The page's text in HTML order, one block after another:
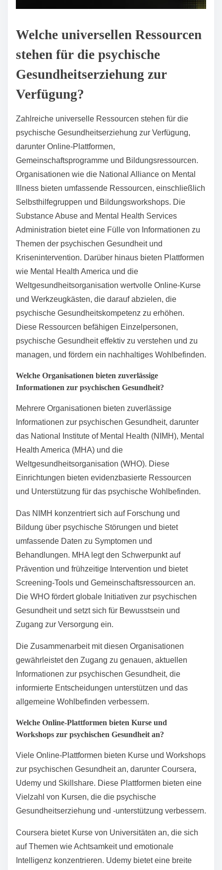
Welche universellen Ressourcen
stehen für die psychische
Gesundheitserziehung zur
Verfügung?
Zahlreiche universelle Ressourcen stehen für die
psychische Gesundheitserziehung zur Verfügung,
darunter Online-Plattformen,
Gemeinschaftsprogramme und Bildungsressourcen.
Organisationen wie die National Alliance on Mental
Illness bieten umfassende Ressourcen, einschließlich
Selbsthilfegruppen und Bildungsworkshops. Die
Substance Abuse and Mental Health Services
Administration bietet eine Fülle von Informationen zu
Themen der psychischen Gesundheit und
Krisenintervention. Darüber hinaus bieten Plattformen
wie Mental Health America und die
Weltgesundheitsorganisation wertvolle Online-Kurse
und Werkzeugkästen, die darauf abzielen, die
psychische Gesundheitskompetenz zu erhöhen.
Diese Ressourcen befähigen Einzelpersonen,
psychische Gesundheit effektiv zu verstehen und zu
managen, und fördern ein nachhaltiges Wohlbefinden.
Welche Organisationen bieten zuverlässige
Informationen zur psychischen Gesundheit?
Mehrere Organisationen bieten zuverlässige
Informationen zur psychischen Gesundheit, darunter
das National Institute of Mental Health (NIMH), Mental
Health America (MHA) und die
Weltgesundheitsorganisation (WHO). Diese
Einrichtungen bieten evidenzbasierte Ressourcen
und Unterstützung für das psychische Wohlbefinden.
Das NIMH konzentriert sich auf Forschung und
Bildung über psychische Störungen und bietet
umfassende Daten zu Symptomen und
Behandlungen. MHA legt den Schwerpunkt auf
Prävention und frühzeitige Intervention und bietet
Screening-Tools und Gemeinschaftsressourcen an.
Die WHO fördert globale Initiativen zur psychischen
Gesundheit und setzt sich für Bewusstsein und
Zugang zur Versorgung ein.
Die Zusammenarbeit mit diesen Organisationen
gewährleistet den Zugang zu genauen, aktuellen
Informationen zur psychischen Gesundheit, die
informierte Entscheidungen unterstützen und das
allgemeine Wohlbefinden verbessern.
Welche Online-Plattformen bieten Kurse und
Workshops zur psychischen Gesundheit an?
Viele Online-Plattformen bieten Kurse und Workshops
zur psychischen Gesundheit an, darunter Coursera,
Udemy und Skillshare. Diese Plattformen bieten eine
Vielzahl von Kursen, die die psychische
Gesundheitserziehung und -unterstützung verbessern.
Coursera bietet Kurse von Universitäten an, die sich
auf Themen wie Achtsamkeit und emotionale
Intelligenz konzentrieren. Udemy bietet eine breite